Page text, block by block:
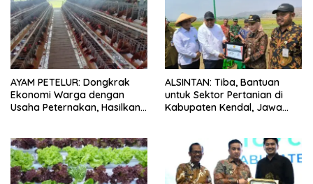
AYAM PETELUR: Dongkrak
Ekonomi Warga dengan
Usaha Peternakan, Hasilkan
ALSINTAN: Tiba, Bantuan
untuk Sektor Pertanian di
Kabupaten Kendal, Jawa